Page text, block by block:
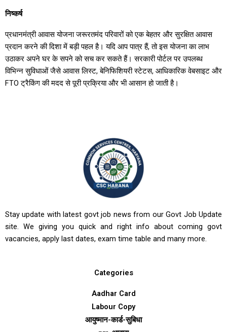
निष्कर्ष
प्रधानमंत्री आवास योजना जरूरतमंद परिवारों को एक बेहतर और सुरक्षित आवास
प्रदान करने की दिशा में बड़ी पहल है। यदि आप पात्र हैं, तो इस योजना का लाभ
उठाकर अपने घर के सपने को सच कर सकते हैं। सरकारी पोर्टल पर उपलब्ध
विभिन्न सुविधाओं जैसे आवास लिस्ट, बेनिफिशियरी स्टेटस, आधिकारिक वेबसाइट और
FTO ट्रैकिंग की मदद से पूरी प्रक्रिया और भी आसान हो जाती है।
Stay update with latest govt job news from our Govt Job Update
site. We giving you quick and right info about coming govt
vacancies, apply last dates, exam time table and many more.
Categories
Aadhar Card
Labour Copy
आयुष्मान-कार्ड-सुबिधा